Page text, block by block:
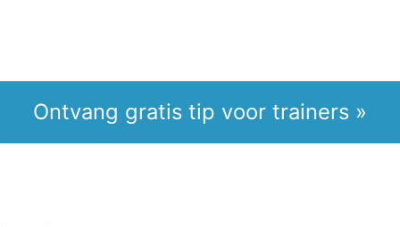
Ontvang gratis tip voor trainers »